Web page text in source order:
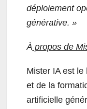
déploiement
générative. »
À propos de
Mister IA est le
et de la
artificielle